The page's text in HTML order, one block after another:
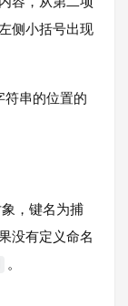
侧小括号出现
串的位置的
，键名为捕
没有定义命名
。